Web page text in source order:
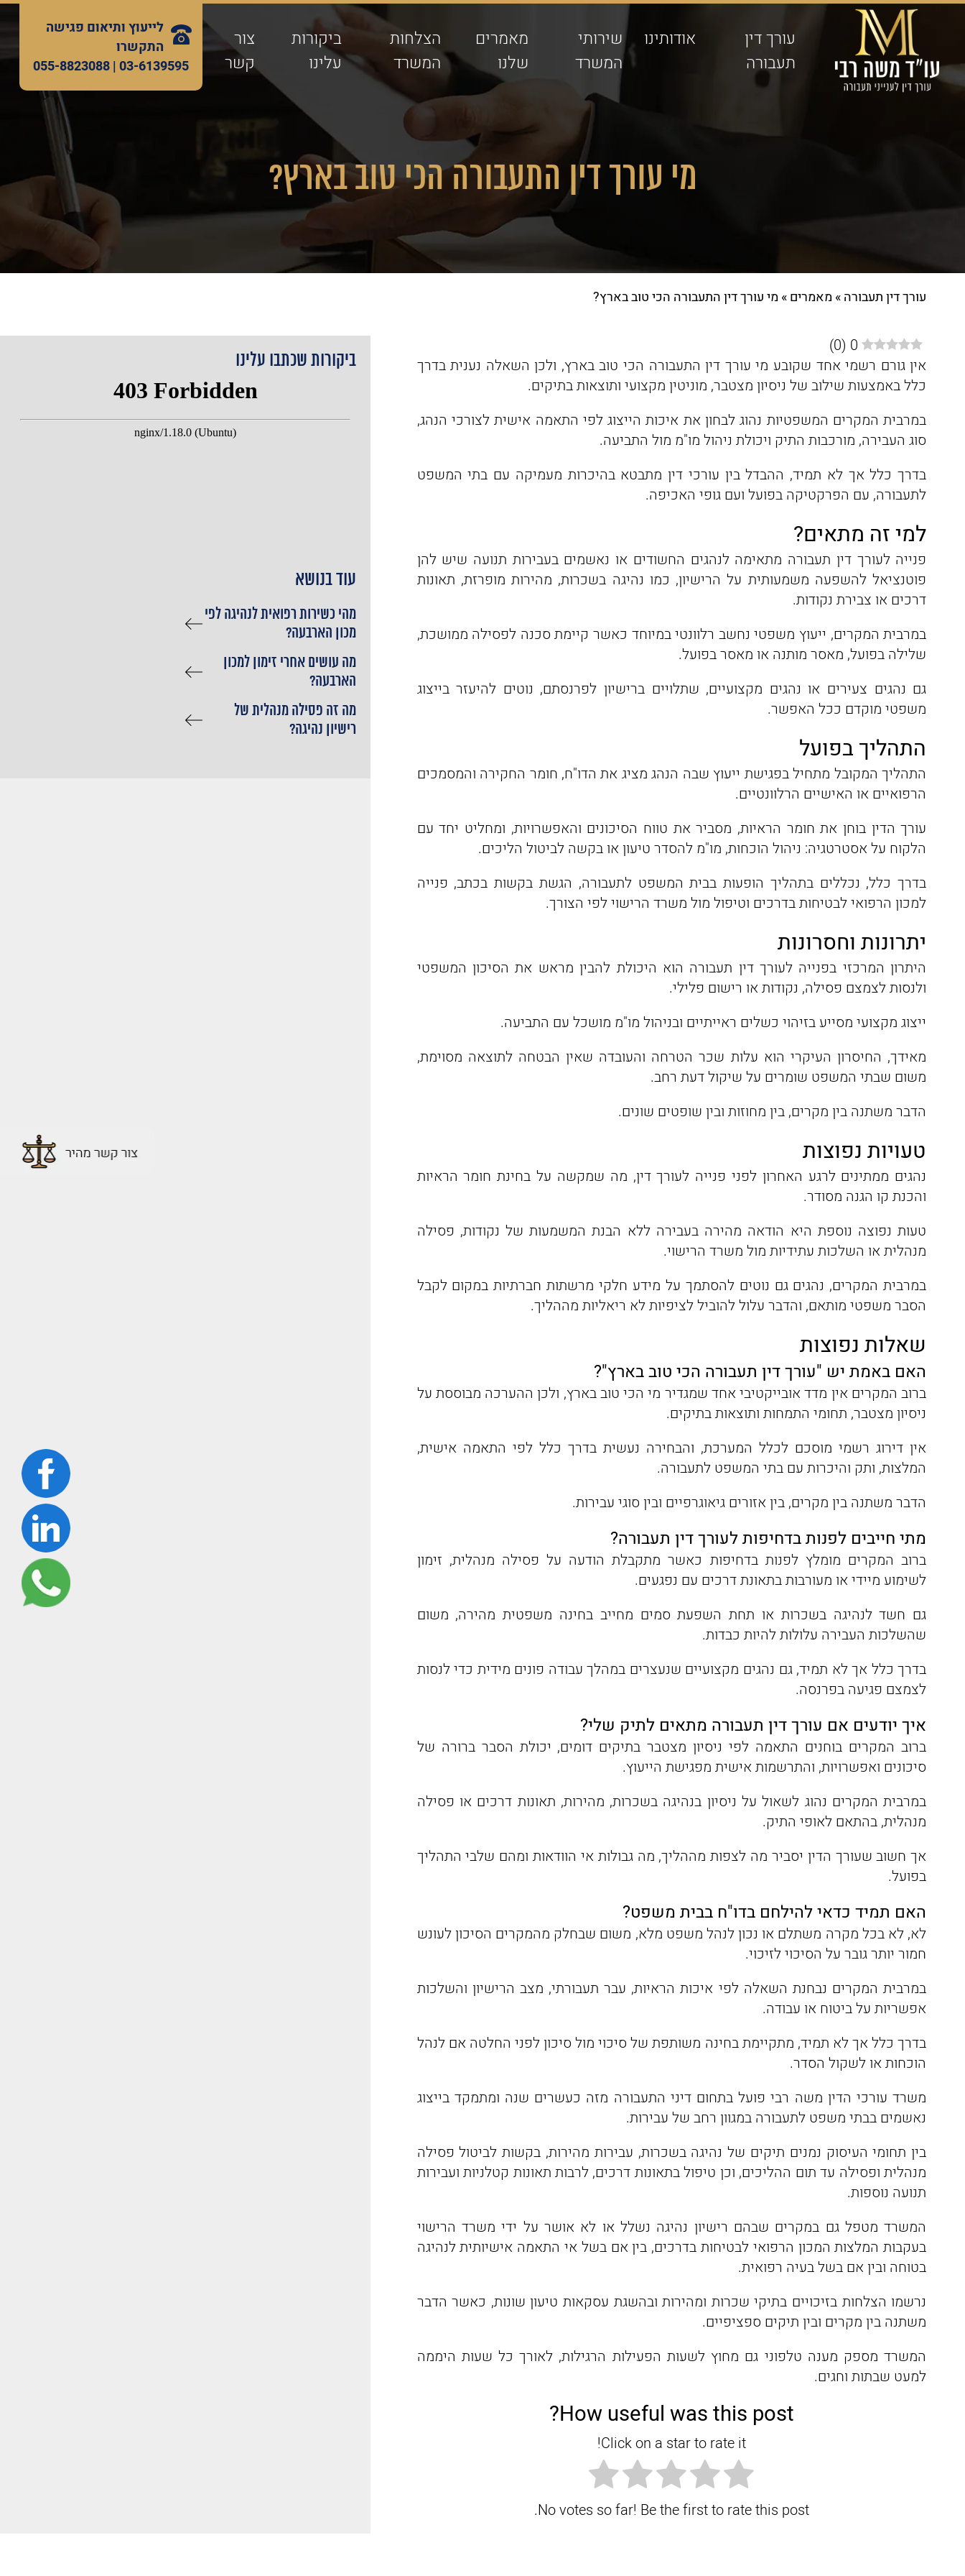
עורך דין
תעבורה
אודותינו
שירותי
המשרד
מאמרים
שלנו
הצלחות
המשרד
ביקורות
עלינו
צור
קשר
לייעוץ ותיאום פגישה
התקשרו
03-6139595 |
055-8823088
מי עורך דין התעבורה הכי טוב בארץ?
עורך דין תעבורה» מאמרים» מי עורך דין התעבורה הכי טוב בארץ?
0
(
0
)
אין גורם רשמי אחד שקובע מי עורך דין התעבורה הכי טוב בארץ, ולכן השאלה נענית בדרך
כלל באמצעות שילוב של ניסיון מצטבר, מוניטין מקצועי ותוצאות בתיקים.
במרבית המקרים המשפטיות נהוג לבחון את איכות הייצוג לפי התאמה אישית לצורכי הנהג,
סוג העבירה, מורכבות התיק ויכולת ניהול מו"מ מול התביעה.
בדרך כלל אך לא תמיד, ההבדל בין עורכי דין מתבטא בהיכרות מעמיקה עם בתי המשפט
לתעבורה, עם הפרקטיקה בפועל ועם גופי האכיפה.
למי זה מתאים?
פנייה לעורך דין תעבורה מתאימה לנהגים החשודים או נאשמים בעבירות תנועה שיש להן
פוטנציאל להשפעה משמעותית על הרישיון, כמו נהיגה בשכרות, מהירות מופרזת, תאונות
דרכים או צבירת נקודות.
במרבית המקרים, ייעוץ משפטי נחשב רלוונטי במיוחד כאשר קיימת סכנה לפסילה ממושכת,
שלילה בפועל, מאסר מותנה או מאסר בפועל.
גם נהגים צעירים או נהגים מקצועיים, שתלויים ברישיון לפרנסתם, נוטים להיעזר בייצוג
משפטי מוקדם ככל האפשר.
התהליך בפועל
התהליך המקובל מתחיל בפגישת ייעוץ שבה הנהג מציג את הדו"ח, חומר החקירה והמסמכים
הרפואיים או האישיים הרלוונטיים.
עורך הדין בוחן את חומר הראיות, מסביר את טווח הסיכונים והאפשרויות, ומחליט יחד עם
הלקוח על אסטרטגיה: ניהול הוכחות, מו"מ להסדר טיעון או בקשה לביטול הליכים.
בדרך כלל, נכללים בתהליך הופעות בבית המשפט לתעבורה, הגשת בקשות בכתב, פנייה
למכון הרפואי לבטיחות בדרכים וטיפול מול משרד הרישוי לפי הצורך.
יתרונות וחסרונות
היתרון המרכזי בפנייה לעורך דין תעבורה הוא היכולת להבין מראש את הסיכון המשפטי
ולנסות לצמצם פסילה, נקודות או רישום פלילי.
ייצוג מקצועי מסייע בזיהוי כשלים ראייתיים ובניהול מו"מ מושכל עם התביעה.
מאידך, החיסרון העיקרי הוא עלות שכר הטרחה והעובדה שאין הבטחה לתוצאה מסוימת,
משום שבתי המשפט שומרים על שיקול דעת רחב.
הדבר משתנה בין מקרים, בין מחוזות ובין שופטים שונים.
טעויות נפוצות
נהגים ממתינים לרגע האחרון לפני פנייה לעורך דין, מה שמקשה על בחינת חומר הראיות
והכנת קו הגנה מסודר.
טעות נפוצה נוספת היא הודאה מהירה בעבירה ללא הבנת המשמעות של נקודות, פסילה
מנהלית או השלכות עתידיות מול משרד הרישוי.
במרבית המקרים, נהגים גם נוטים להסתמך על מידע חלקי מרשתות חברתיות במקום לקבל
הסבר משפטי מותאם, והדבר עלול להוביל לציפיות לא ריאליות מההליך.
שאלות נפוצות
האם באמת יש "עורך דין תעבורה הכי טוב בארץ"?
ברוב המקרים אין מדד אובייקטיבי אחד שמגדיר מי הכי טוב בארץ, ולכן ההערכה מבוססת על
ניסיון מצטבר, תחומי התמחות ותוצאות בתיקים.
אין דירוג רשמי מוסכם לכלל המערכת, והבחירה נעשית בדרך כלל לפי התאמה אישית,
המלצות, ותק והיכרות עם בתי המשפט לתעבורה.
הדבר משתנה בין מקרים, בין אזורים גיאוגרפיים ובין סוגי עבירות.
מתי חייבים לפנות בדחיפות לעורך דין תעבורה?
ברוב המקרים מומלץ לפנות בדחיפות כאשר מתקבלת הודעה על פסילה מנהלית, זימון
לשימוע מיידי או מעורבות בתאונת דרכים עם נפגעים.
גם חשד לנהיגה בשכרות או תחת השפעת סמים מחייב בחינה משפטית מהירה, משום
שהשלכות העבירה עלולות להיות כבדות.
בדרך כלל אך לא תמיד, גם נהגים מקצועיים שנעצרים במהלך עבודה פונים מידית כדי לנסות
לצמצם פגיעה בפרנסה.
איך יודעים אם עורך דין תעבורה מתאים לתיק שלי?
ברוב המקרים בוחנים התאמה לפי ניסיון מצטבר בתיקים דומים, יכולת הסבר ברורה של
סיכונים ואפשרויות, והתרשמות אישית מפגישת הייעוץ.
במרבית המקרים נהוג לשאול על ניסיון בנהיגה בשכרות, מהירות, תאונות דרכים או פסילה
מנהלית, בהתאם לאופי התיק.
אך חשוב שעורך הדין יסביר מה לצפות מההליך, מה גבולות אי הוודאות ומהם שלבי התהליך
בפועל.
האם תמיד כדאי להילחם בדו"ח בבית משפט?
לא, לא בכל מקרה משתלם או נכון לנהל משפט מלא, משום שבחלק מהמקרים הסיכון לעונש
חמור יותר גובר על הסיכוי לזיכוי.
במרבית המקרים נבחנת השאלה לפי איכות הראיות, עבר תעבורתי, מצב הרישיון והשלכות
אפשריות על ביטוח או עבודה.
בדרך כלל אך לא תמיד, מתקיימת בחינה משותפת של סיכוי מול סיכון לפני החלטה אם לנהל
הוכחות או לשקול הסדר.
משרד עורכי הדין משה רבי פועל בתחום דיני התעבורה מזה כעשרים שנה ומתמקד בייצוג
נאשמים בבתי משפט לתעבורה במגוון רחב של עבירות.
בין תחומי העיסוק נמנים תיקים של נהיגה בשכרות, עבירות מהירות, בקשות לביטול פסילה
מנהלית ופסילה עד תום ההליכים, וכן טיפול בתאונות דרכים, לרבות תאונות קטלניות ועבירות
תנועה נוספות.
המשרד מטפל גם במקרים שבהם רישיון נהיגה נשלל או לא אושר על ידי משרד הרישוי
בעקבות המלצות המכון הרפואי לבטיחות בדרכים, בין אם בשל אי התאמה אישיותית לנהיגה
בטוחה ובין אם בשל בעיה רפואית.
נרשמו הצלחות בזיכויים בתיקי שכרות ומהירות ובהשגת עסקאות טיעון שונות, כאשר הדבר
משתנה בין מקרים ובין תיקים ספציפיים.
המשרד מספק מענה טלפוני גם מחוץ לשעות הפעילות הרגילות, לאורך כל שעות היממה
למעט שבתות וחגים.
How useful was this post?
Click on a star to rate it!
No votes so far! Be the first to rate this post.
ביקורות שכתבו עלינו
עוד בנושא
מהי כשירות רפואית לנהיגה לפי
מכון הארבעה?
מה עושים אחרי זימון למכון
הארבעה?
מה זה פסילה מנהלית של
רישיון נהיגה?